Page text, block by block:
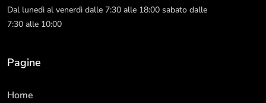
Dal lunedì al venerdì dalle 7:30 alle 18:00 sabato dalle
7:30 alle 10:00
Pagine
Home